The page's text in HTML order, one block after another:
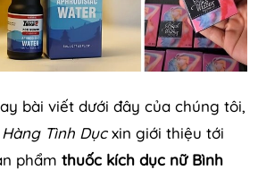
bài viết dưới đây của chúng tôi,
Hàng Tình Dụcxin giới thiệu tới
phẩm thuốc kích dục nữ Bình